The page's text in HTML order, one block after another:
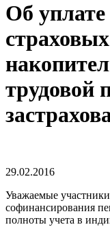
Об
трудовой
29.02.2016
Уважаемые
софинансирования
полноты учета в